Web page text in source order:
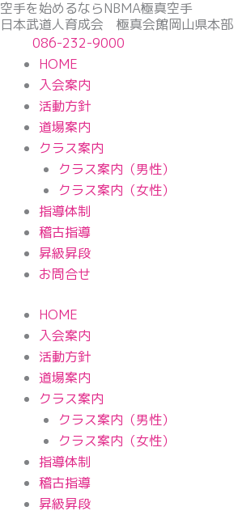
内
容
空手を始めるならNBМA極真空手
日本武道人育成会 極真会館岡山県本部
086-232-9000
HOME
入会案内
活動方針
道場案内
クラス案内
クラス案内（男性）
クラス案内（女性）
指導体制
稽古指導
昇級昇段
お問合せ
HOME
入会案内
活動方針
道場案内
クラス案内
クラス案内（男性）
クラス案内（女性）
指導体制
稽古指導
昇級昇段